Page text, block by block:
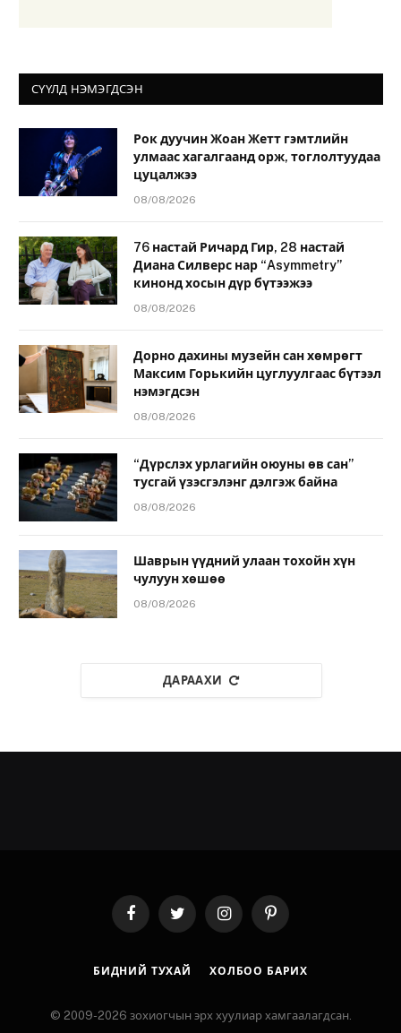
СҮҮЛД НЭМЭГДСЭН
Рок дуучин Жоан Жетт гэмтлийн
улмаас хагалгаанд орж, тоглолтуудаа
цуцалжээ
08/08/2026
76 настай Ричард Гир, 28 настай
Диана Силверс нар “Asymmetry”
кинонд хосын дүр бүтээжээ
08/08/2026
Дорно дахины музейн сан хөмрөгт
Максим Горькийн цуглуулгаас бүтээл
нэмэгдсэн
08/08/2026
“Дүрслэх урлагийн оюуны өв сан”
тусгай үзэсгэлэнг дэлгэж байна
08/08/2026
Шаврын үүдний улаан тохойн хүн
чулуун хөшөө
08/08/2026
ДАРААХИ
FacebookTwitter InstagramPinterest
БИДНИЙ ТУХАЙ ХОЛБОО БАРИХ
© 2009-2026 зохиогчын эрх хуулиар хамгаалагдсан.